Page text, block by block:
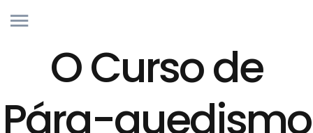
O Curso de
Pára-quedismo